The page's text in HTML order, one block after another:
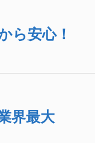
ら安心！
界最大